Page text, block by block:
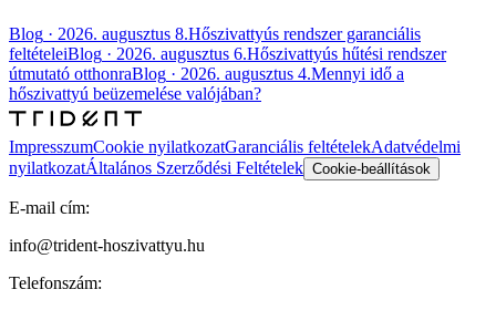
Blog · 2026. augusztus 8.Hőszivattyús rendszer garanciális
feltételeiBlog · 2026. augusztus 6.Hőszivattyús hűtési rendszer
útmutató otthonraBlog · 2026. augusztus 4.Mennyi idő a
hőszivattyú beüzemelése valójában?
ImpresszumCookie nyilatkozatGaranciális feltételekAdatvédelmi
nyilatkozatÁltalános Szerződési Feltételek Cookie-beállítások
E-mail cím:
info@trident-hoszivattyu.hu
Telefonszám: